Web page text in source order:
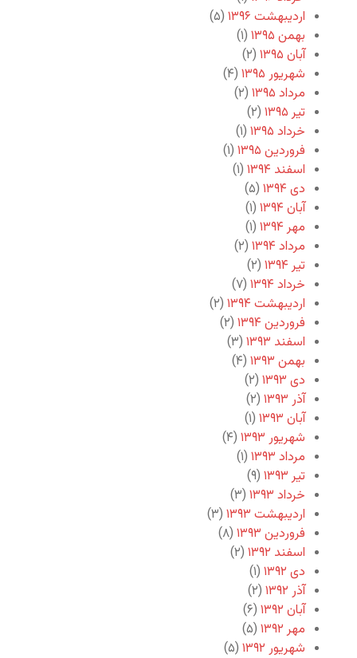
اردیبهشت ۱۳۹۶
(۵)
بهمن ۱۳۹۵
(۱)
آبان ۱۳۹۵
(۲)
شهریور ۱۳۹۵
(۴)
مرداد ۱۳۹۵
(۲)
تیر ۱۳۹۵
(۲)
خرداد ۱۳۹۵
(۱)
فروردین ۱۳۹۵
(۱)
اسفند ۱۳۹۴
(۱)
دی ۱۳۹۴
(۵)
آبان ۱۳۹۴
(۱)
مهر ۱۳۹۴
(۱)
مرداد ۱۳۹۴
(۲)
تیر ۱۳۹۴
(۲)
خرداد ۱۳۹۴
(۷)
اردیبهشت ۱۳۹۴
(۲)
فروردین ۱۳۹۴
(۲)
اسفند ۱۳۹۳
(۳)
بهمن ۱۳۹۳
(۴)
دی ۱۳۹۳
(۲)
آذر ۱۳۹۳
(۲)
آبان ۱۳۹۳
(۱)
شهریور ۱۳۹۳
(۴)
مرداد ۱۳۹۳
(۱)
تیر ۱۳۹۳
(۹)
خرداد ۱۳۹۳
(۳)
اردیبهشت ۱۳۹۳
(۳)
فروردین ۱۳۹۳
(۸)
اسفند ۱۳۹۲
(۲)
دی ۱۳۹۲
(۱)
آذر ۱۳۹۲
(۲)
آبان ۱۳۹۲
(۶)
مهر ۱۳۹۲
(۵)
شهریور ۱۳۹۲
(۵)